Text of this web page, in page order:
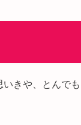
きや、とんでも